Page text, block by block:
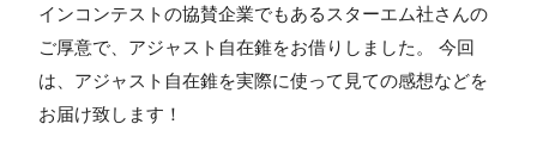
インコンテストの協賛企業でもあるスターエム社さんの
ご厚意で、アジャスト自在錐をお借りしました。 今回
は、アジャスト自在錐を実際に使って見ての感想などを
お届け致します！